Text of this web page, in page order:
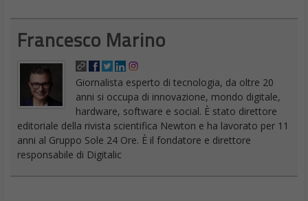
Francesco Marino
Giornalista esperto di tecnologia, da oltre 20
anni si occupa di innovazione, mondo digitale,
hardware, software e social. È stato direttore
editoriale della rivista scientifica Newton e ha lavorato per 11
anni al Gruppo Sole 24 Ore. È il fondatore e direttore
responsabile di Digitalic